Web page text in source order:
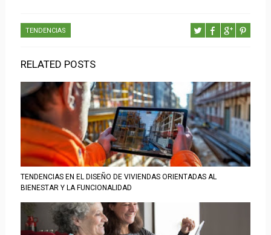
TENDENCIAS
RELATED POSTS
TENDENCIAS EN EL DISEÑO DE VIVIENDAS ORIENTADAS AL
BIENESTAR Y LA FUNCIONALIDAD